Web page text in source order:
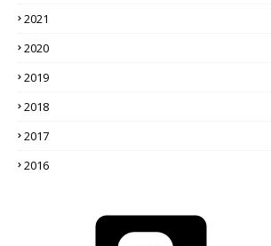
2021
2020
2019
2018
2017
2016